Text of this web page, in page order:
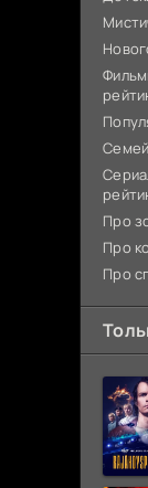
Про
Про
Про